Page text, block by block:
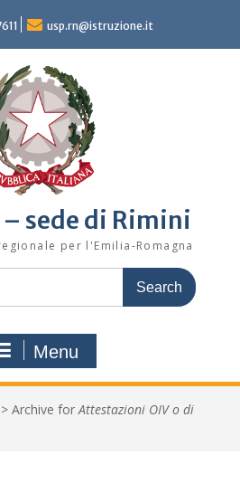
usp.rn@istruzione.it
sede di Rimini
per l'Emilia-Romagna
Menu
> Archive forAttestazioni OIV o di